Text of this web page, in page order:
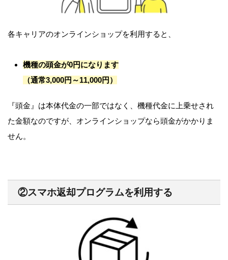
各キャリアのオンラインショップを利用すると、
機種の頭金が0円になります
（通常3,000円～11,000円）
『頭金』は本体代金の一部ではなく、機種代金に上乗せされ
た金額なのですが、オンラインショップなら頭金がかかりま
せん。
②スマホ返却プログラムを利用する